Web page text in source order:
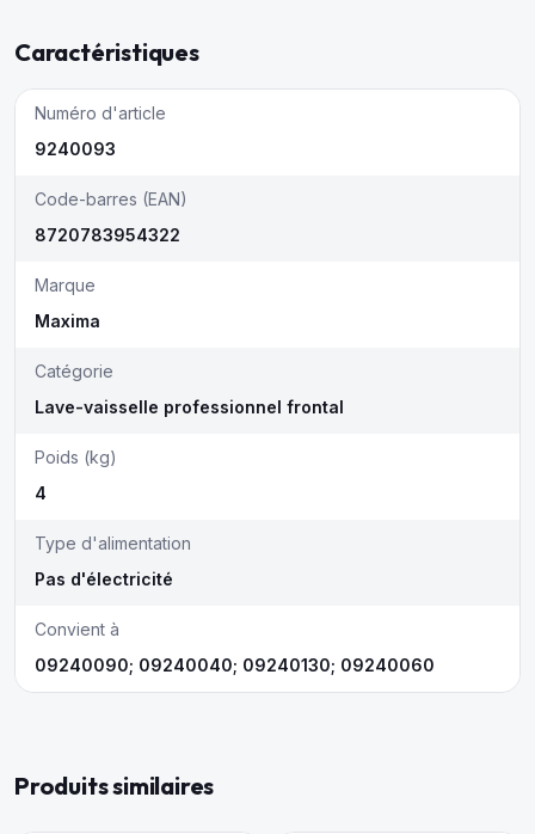
Caractéristiques
Numéro d'article
9240093
Code-barres (EAN)
8720783954322
Marque
Maxima
Catégorie
Lave-vaisselle professionnel frontal
Poids (kg)
4
Type d'alimentation
Pas d'électricité
Convient à
09240090; 09240040; 09240130; 09240060
Produits similaires